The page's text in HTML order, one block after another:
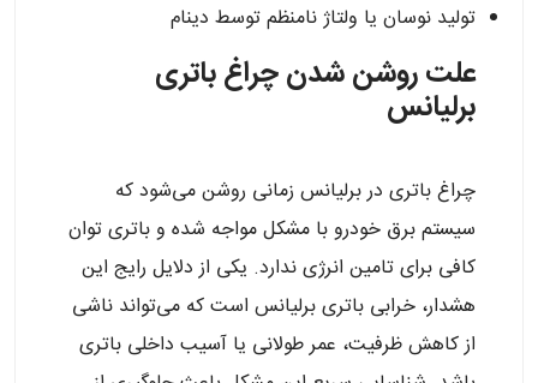
تولید نوسان یا ولتاژ نامنظم توسط دینام
علت روشن شدن چراغ باتری
برلیانس
چراغ باتری در برلیانس زمانی روشن می‌شود که
سیستم برق خودرو با مشکل مواجه شده و باتری توان
کافی برای تامین انرژی ندارد. یکی از دلایل رایج این
هشدار، خرابی باتری برلیانس است که می‌تواند ناشی
از کاهش ظرفیت، عمر طولانی یا آسیب داخلی باتری